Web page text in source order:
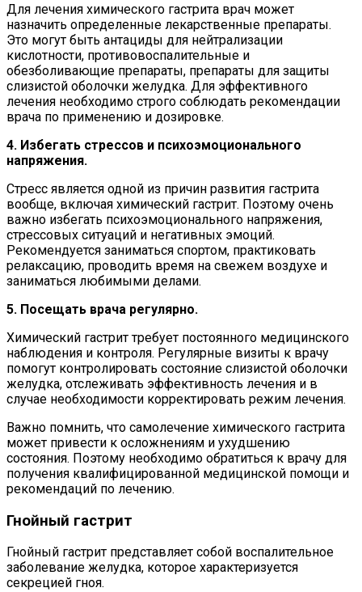
Для лечения химического гастрита врач может
назначить определенные лекарственные препараты.
Это могут быть антациды для нейтрализации
кислотности, противовоспалительные и
обезболивающие препараты, препараты для защиты
слизистой оболочки желудка. Для эффективного
лечения необходимо строго соблюдать рекомендации
врача по применению и дозировке.
4. Избегать стрессов и психоэмоционального
напряжения.
Стресс является одной из причин развития гастрита
вообще, включая химический гастрит. Поэтому очень
важно избегать психоэмоционального напряжения,
стрессовых ситуаций и негативных эмоций.
Рекомендуется заниматься спортом, практиковать
релаксацию, проводить время на свежем воздухе и
заниматься любимыми делами.
5. Посещать врача регулярно.
Химический гастрит требует постоянного медицинского
наблюдения и контроля. Регулярные визиты к врачу
помогут контролировать состояние слизистой оболочки
желудка, отслеживать эффективность лечения и в
случае необходимости корректировать режим лечения.
Важно помнить, что самолечение химического гастрита
может привести к осложнениям и ухудшению
состояния. Поэтому необходимо обратиться к врачу для
получения квалифицированной медицинской помощи и
рекомендаций по лечению.
Гнойный гастрит
Гнойный гастрит представляет собой воспалительное
заболевание желудка, которое характеризуется
секрецией гноя.